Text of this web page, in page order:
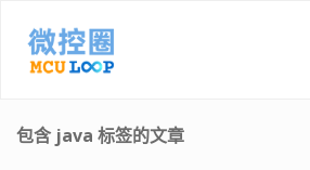
包含 java 标签的文章